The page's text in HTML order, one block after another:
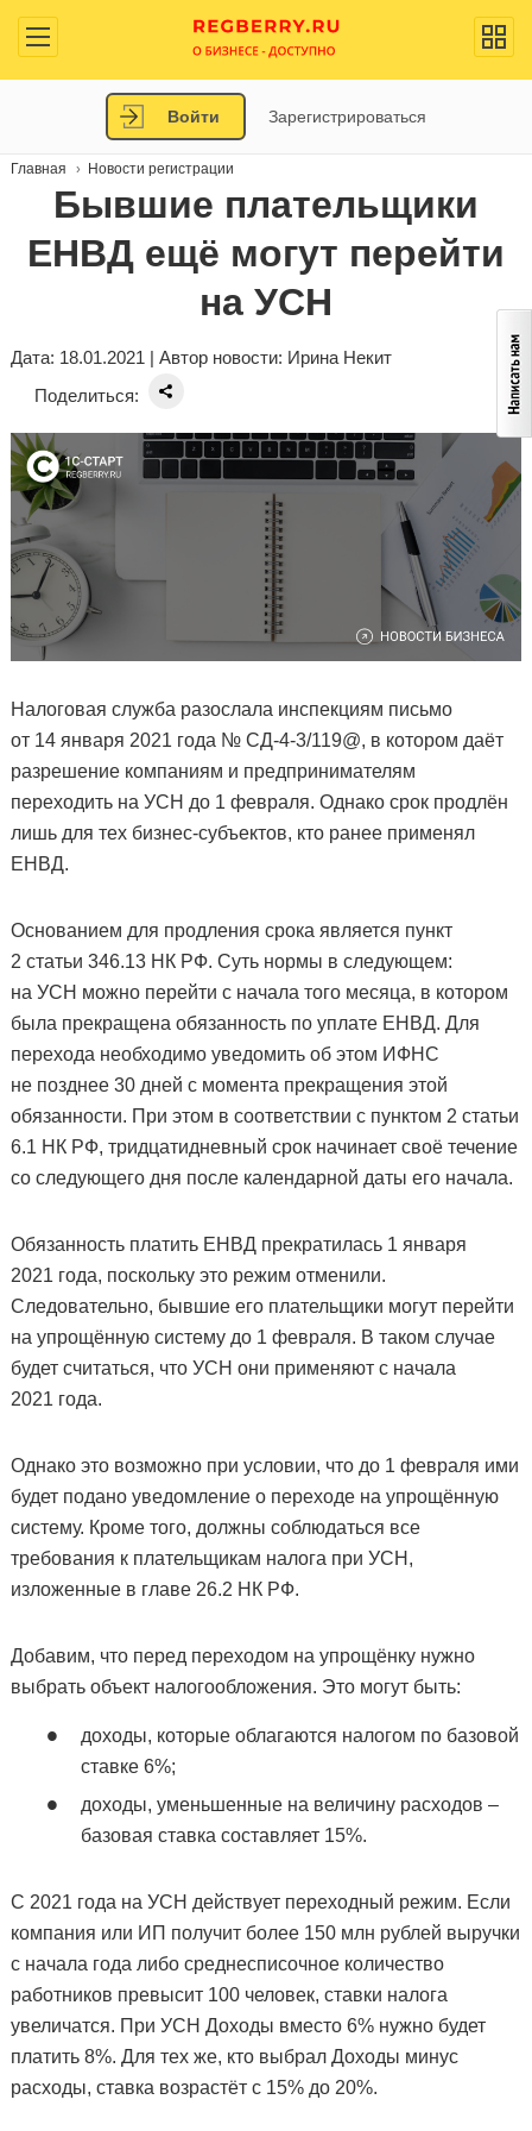
Войти Зарегистрироваться
Главная Новости регистрации
Бывшие плательщики
ЕНВД ещё могут перейти
на УСН
Дата: 18.01.2021 | Автор новости: Ирина Некит
Поделиться:
Налоговая служба разослала инспекциям письмо
от 14 января 2021 года № СД-4-3/119@, в котором даёт
разрешение компаниям и предпринимателям
переходить на УСН до 1 февраля. Однако срок продлён
лишь для тех бизнес-субъектов, кто ранее применял
ЕНВД.
Основанием для продления срока является пункт
2 статьи 346.13 НК РФ. Суть нормы в следующем:
на УСН можно перейти с начала того месяца, в котором
была прекращена обязанность по уплате ЕНВД. Для
перехода необходимо уведомить об этом ИФНС
не позднее 30 дней с момента прекращения этой
обязанности. При этом в соответствии с пунктом 2 статьи
6.1 НК РФ, тридцатидневный срок начинает своё течение
со следующего дня после календарной даты его начала.
Обязанность платить ЕНВД прекратилась 1 января
2021 года, поскольку это режим отменили.
Следовательно, бывшие его плательщики могут перейти
на упрощённую систему до 1 февраля. В таком случае
будет считаться, что УСН они применяют с начала
2021 года.
Однако это возможно при условии, что до 1 февраля ими
будет подано уведомление о переходе на упрощённую
систему. Кроме того, должны соблюдаться все
требования к плательщикам налога при УСН,
изложенные в главе 26.2 НК РФ.
Добавим, что перед переходом на упрощёнку нужно
выбрать объект налогообложения. Это могут быть:
доходы, которые облагаются налогом по базовой
ставке 6%;
доходы, уменьшенные на величину расходов –
базовая ставка составляет 15%.
С 2021 года на УСН действует переходный режим. Если
компания или ИП получит более 150 млн рублей выручки
с начала года либо среднесписочное количество
работников превысит 100 человек, ставки налога
увеличатся. При УСН Доходы вместо 6% нужно будет
платить 8%. Для тех же, кто выбрал Доходы минус
расходы, ставка возрастёт с 15% до 20%.